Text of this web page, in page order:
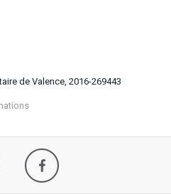
de Valence, 2016-269443